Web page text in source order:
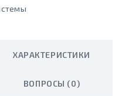
ХАРАКТЕРИСТИКИ
ВОПРОСЫ (0)